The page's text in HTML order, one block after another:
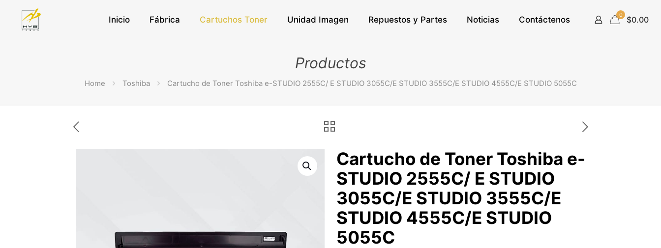
Inicio Fábrica Cartuchos Toner Unidad Imagen Repuestos y Partes Noticias Contáctenos 0 $0.00
Productos
Home Toshiba Cartucho de Toner Toshiba e-STUDIO 2555C/ E STUDIO 3055C/E STUDIO 3555C/E STUDIO 4555C/E STUDIO 5055C
Cartucho de Toner Toshiba e-
STUDIO 2555C/ E STUDIO
3055C/E STUDIO 3555C/E
STUDIO 4555C/E STUDIO
5055C